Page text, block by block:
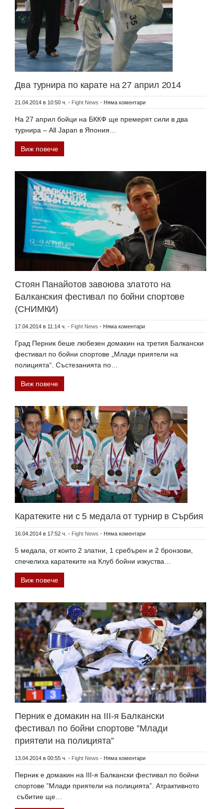
Два турнира по карате на 27 април 2014
21.04.2014 в 10:50 ч. - Fight News - Няма коментари
На 27 април бойци на БККФ ще премерят сили в два
турнира – All Japan в Япония…
Виж повече
Стоян Панайотов завоюва златото на
Балканския фестивал по бойни спортове
(СНИМКИ)
17.04.2014 в 11:14 ч. - Fight News - Няма коментари
Град Перник беше любезен домакин на третия Балкански
фестивал по бойни спортове „Млади приятели на
полицията“. Състезанията по…
Виж повече
Каратеките ни с 5 медала от турнир в Сърбия
16.04.2014 в 17:52 ч. - Fight News - Няма коментари
5 медала, от които 2 златни, 1 сребърен и 2 бронзови,
спечелиха каратеките на Клуб бойни изкуства…
Виж повече
Перник е домакин на ІІІ-я Балкански
фестивал по бойни спортове ”Млади
приятели на полицията”
13.04.2014 в 00:55 ч. - Fight News - Няма коментари
Перник е домакин на ІІІ-я Балкански фестивал по бойни
спортове ”Млади приятели на полицията”. Атрактивното
събитие ще…